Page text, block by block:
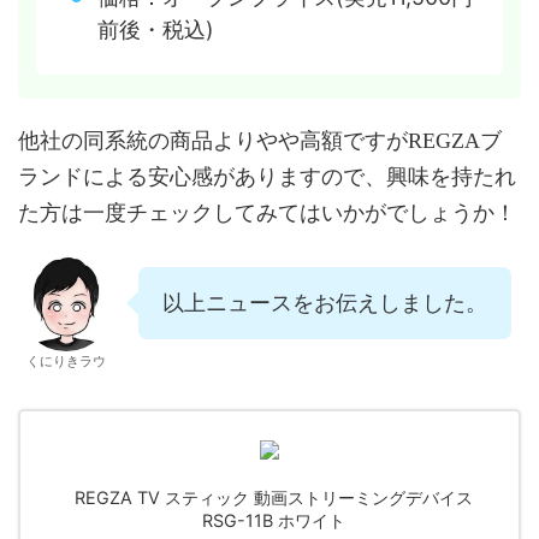
前後・税込)
他社の同系統の商品よりやや高額ですがREGZAブ
ランドによる安心感がありますので、興味を持たれ
た方は一度チェックしてみてはいかがでしょうか！
くにりきラウ
以上ニュースをお伝えしました。
REGZA TV スティック 動画ストリーミングデバイス
RSG-11B ホワイト